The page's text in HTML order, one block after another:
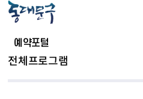
예약포털
전체프로그램